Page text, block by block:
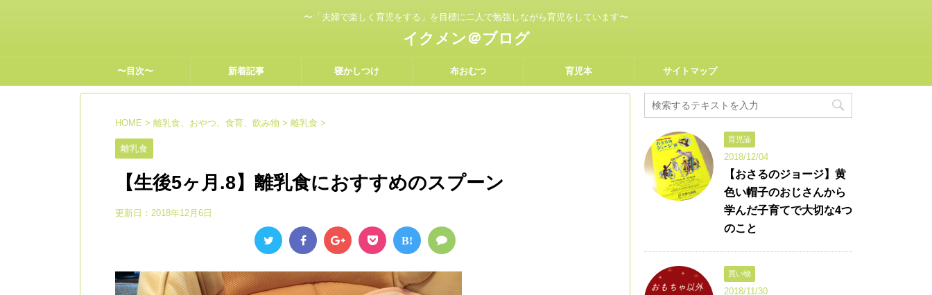
〜「夫婦で楽しく育児をする」を目標に二人で勉強しながら育児をしています〜
イクメン＠ブログ
〜目次〜 新着記事 寝かしつけ 布おむつ 育児本 サイトマップ
HOME > 離乳食、おやつ、食育、飲み物 > 離乳食 >
離乳食
【生後5ヶ月.8】離乳食におすすめのスプーン
更新日： 2018年12月6日
B!
育児論
2018/12/04
【おさるのジョージ】黄
色い帽子のおじさんから
学んだ子育てで大切な4つ
のこと
買い物
2018/11/30